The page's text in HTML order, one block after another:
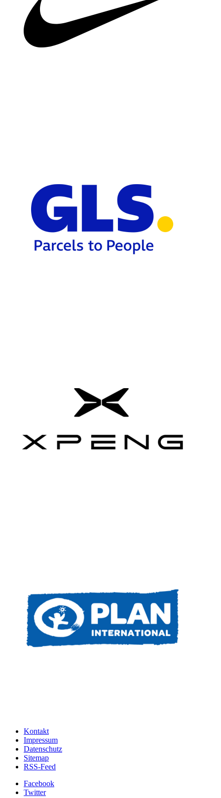
Kontakt
Impressum
Datenschutz
Sitemap
RSS-Feed
Facebook
Twitter